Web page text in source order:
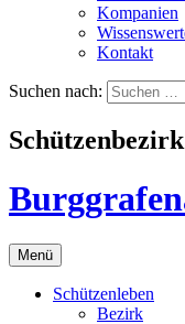
Kompanien
Kontakt
Suchen nach:
Menü
Schützenleben
Bezirk